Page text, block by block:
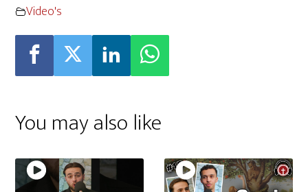
Video's
You may also like